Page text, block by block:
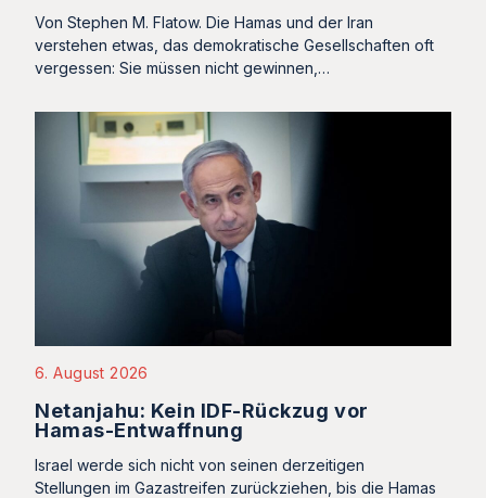
Von Stephen M. Flatow. Die Hamas und der Iran
verstehen etwas, das demokratische Gesellschaften oft
vergessen: Sie müssen nicht gewinnen,…
6. August 2026
Netanjahu: Kein IDF-Rückzug vor
Hamas-Entwaffnung
Israel werde sich nicht von seinen derzeitigen
Stellungen im Gazastreifen zurückziehen, bis die Hamas